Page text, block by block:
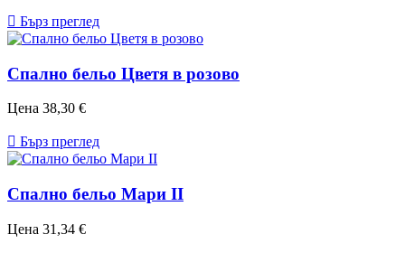
 Бърз преглед
Спално бельо Цветя в розово
Цена 38,30 €
 Бърз преглед
Спално бельо Мари II
Цена 31,34 €